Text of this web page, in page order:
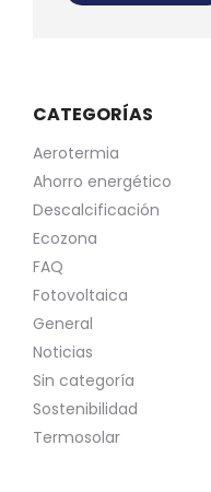
CATEGORÍAS
Aerotermia
Ahorro energético
Descalcificación
Ecozona
FAQ
Fotovoltaica
General
Noticias
Sin categoría
Sostenibilidad
Termosolar